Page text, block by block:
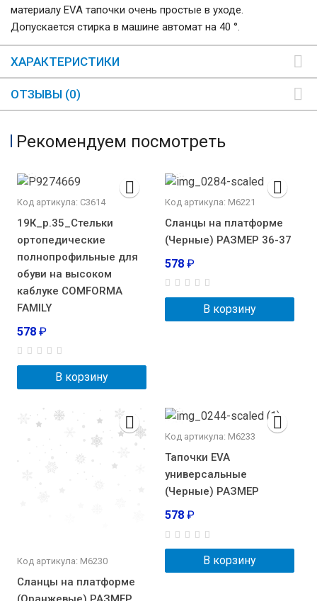
материалу EVA тапочки очень простые в уходе.
Допускается стирка в машине автомат на 40 °.
ХАРАКТЕРИСТИКИ
ОТЗЫВЫ (0)
Рекомендуем посмотреть
Код артикула: С3614
19К_р.35_Стельки
ортопедические
полнопрофильные для
обуви на высоком
каблуке COMFORMA
FAMILY
578 ₽
В корзину
Код артикула: М6221
Сланцы на платформе
(Черные) РАЗМЕР 36-37
578 ₽
В корзину
Код артикула: М6230
Сланцы на платформе
Код артикула: М6233
Тапочки EVA
универсальные
(Черные) РАЗМЕР
578 ₽
В корзину